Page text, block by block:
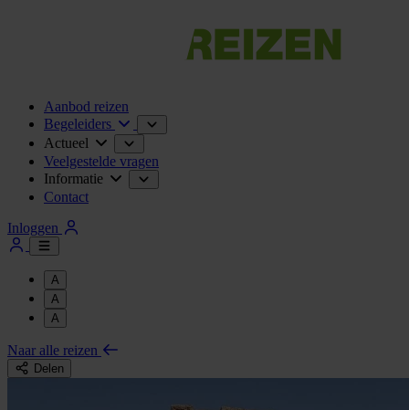
Aanbod reizen
Begeleiders
Actueel
Veelgestelde vragen
Informatie
Contact
Inloggen
A
A
A
Naar alle reizen
Delen